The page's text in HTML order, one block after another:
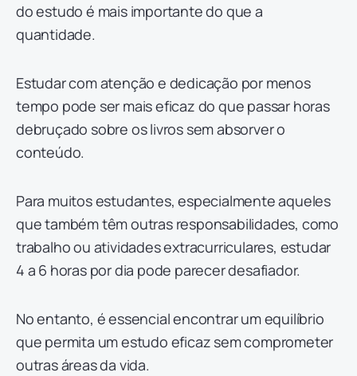
do estudo é mais importante do que a
quantidade.
Estudar com atenção e dedicação por menos
tempo pode ser mais eficaz do que passar horas
debruçado sobre os livros sem absorver o
conteúdo.
Para muitos estudantes, especialmente aqueles
que também têm outras responsabilidades, como
trabalho ou atividades extracurriculares, estudar
4 a 6 horas por dia pode parecer desafiador.
No entanto, é essencial encontrar um equilíbrio
que permita um estudo eficaz sem comprometer
outras áreas da vida.